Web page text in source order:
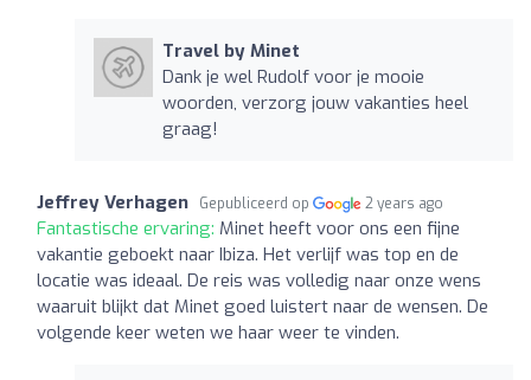
Travel by Minet
Dank je wel Rudolf voor je mooie
woorden, verzorg jouw vakanties heel
graag!
Jeffrey Verhagen Gepubliceerd op 2 years ago
Fantastische ervaring: Minet heeft voor ons een fijne
vakantie geboekt naar Ibiza. Het verlijf was top en de
locatie was ideaal. De reis was volledig naar onze wens
waaruit blijkt dat Minet goed luistert naar de wensen. De
volgende keer weten we haar weer te vinden.